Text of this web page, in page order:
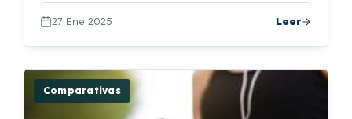
27 Ene 2025 Leer
Comparativas